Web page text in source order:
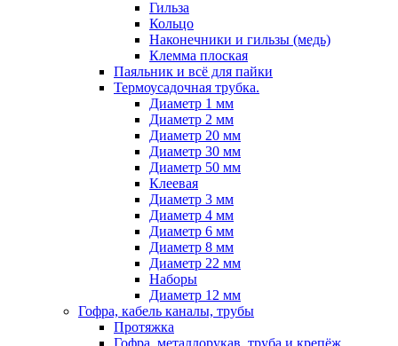
Гильза
Кольцо
Наконечники и гильзы (медь)
Клемма плоская
Паяльник и всё для пайки
Термоусадочная трубка.
Диаметр 1 мм
Диаметр 2 мм
Диаметр 20 мм
Диаметр 30 мм
Диаметр 50 мм
Клеевая
Диаметр 3 мм
Диаметр 4 мм
Диаметр 6 мм
Диаметр 8 мм
Диаметр 22 мм
Наборы
Диаметр 12 мм
Гофра, кабель каналы, трубы
Протяжка
Гофра, металлорукав, труба и крепёж